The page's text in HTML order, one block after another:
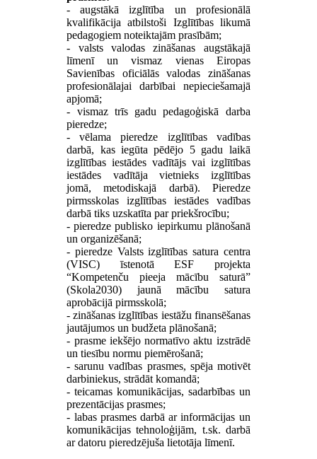
- augstākā izglītība un profesionālā
kvalifikācija atbilstoši Izglītības likumā
pedagogiem noteiktajām prasībām;
- valsts valodas zināšanas augstākajā
līmenī un vismaz vienas Eiropas
Savienības oficiālās valodas zināšanas
profesionālajai darbībai nepieciešamajā
apjomā;
- vismaz trīs gadu pedagoģiskā darba
pieredze;
- vēlama pieredze izglītības vadības
darbā, kas iegūta pēdējo 5 gadu laikā
izglītības iestādes vadītājs vai izglītības
iestādes vadītāja vietnieks izglītības
jomā, metodiskajā darbā). Pieredze
pirmsskolas izglītības iestādes vadības
darbā tiks uzskatīta par priekšrocību;
- pieredze publisko iepirkumu plānošanā
un organizēšanā;
- pieredze Valsts izglītības satura centra
(VISC) īstenotā ESF projekta
“Kompetenču pieeja mācību saturā”
(Skola2030) jaunā mācību satura
aprobācijā pirmsskolā;
- zināšanas izglītības iestāžu finansēšanas
jautājumos un budžeta plānošanā;
- prasme iekšējo normatīvo aktu izstrādē
un tiesību normu piemērošanā;
- sarunu vadības prasmes, spēja motivēt
darbiniekus, strādāt komandā;
- teicamas komunikācijas, sadarbības un
prezentācijas prasmes;
- labas prasmes darbā ar informācijas un
komunikācijas tehnoloģijām, t.sk. darbā
ar datoru pieredzējuša lietotāja līmenī.